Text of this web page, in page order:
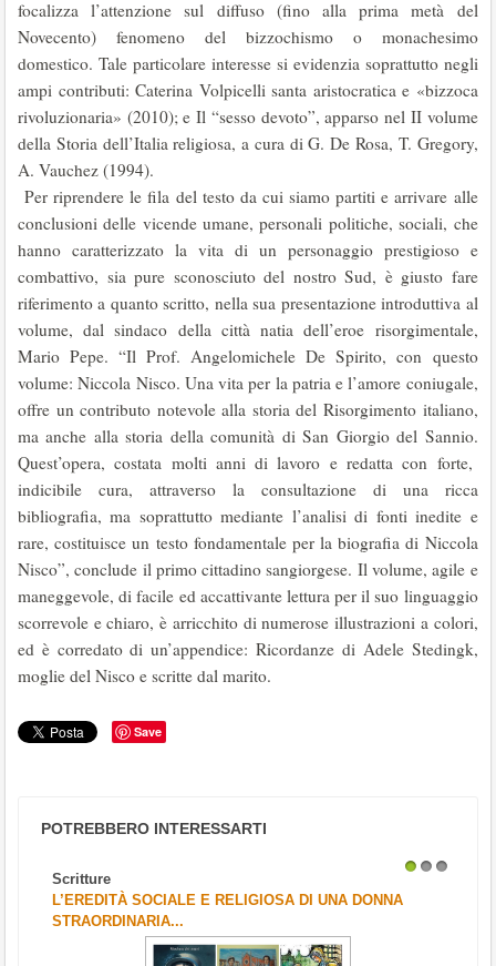
focalizza l’attenzione sul diffuso (fino alla prima metà del
Novecento) fenomeno del bizzochismo o monachesimo
domestico. Tale particolare interesse si evidenzia soprattutto negli
ampi contributi: Caterina Volpicelli santa aristocratica e «bizzoca
rivoluzionaria» (2010); e Il “sesso devoto”, apparso nel II volume
della Storia dell’Italia religiosa, a cura di G. De Rosa, T. Gregory,
A. Vauchez (1994).
Per riprendere le fila del testo da cui siamo partiti e arrivare alle
conclusioni delle vicende umane, personali politiche, sociali, che
hanno caratterizzato la vita di un personaggio prestigioso e
combattivo, sia pure sconosciuto del nostro Sud, è giusto fare
riferimento a quanto scritto, nella sua presentazione introduttiva al
volume, dal sindaco della città natia dell’eroe risorgimentale,
Mario Pepe. “Il Prof. Angelomichele De Spirito, con questo
volume: Niccola Nisco. Una vita per la patria e l’amore coniugale,
offre un contributo notevole alla storia del Risorgimento italiano,
ma anche alla storia della comunità di San Giorgio del Sannio.
Quest’opera, costata molti anni di lavoro e redatta con forte,
indicibile cura, attraverso la consultazione di una ricca
bibliografia, ma soprattutto mediante l’analisi di fonti inedite e
rare, costituisce un testo fondamentale per la biografia di Niccola
Nisco”, conclude il primo cittadino sangiorgese. Il volume, agile e
maneggevole, di facile ed accattivante lettura per il suo linguaggio
scorrevole e chiaro, è arricchito di numerose illustrazioni a colori,
ed è corredato di un’appendice: Ricordanze di Adele Stedingk,
moglie del Nisco e scritte dal marito.
Save
POTREBBERO INTERESSARTI
Scritture
L’EREDITÀ SOCIALE E RELIGIOSA DI UNA DONNA
STRAORDINARIA...